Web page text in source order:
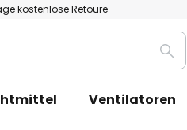
kostenlose Retoure
Ventilatoren